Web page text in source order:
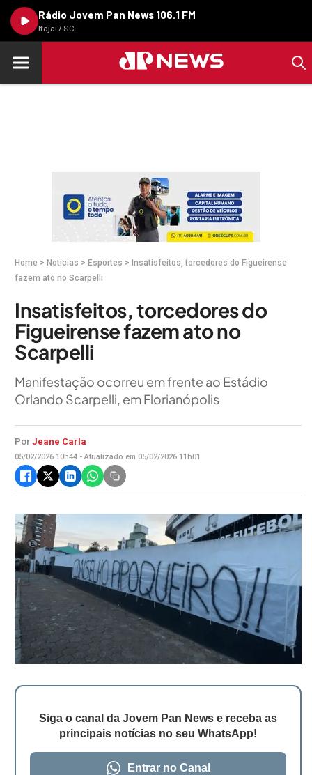
Rádio Jovem Pan News 106.1 FM
Itajaí / SC
Home > Notícias > Esportes > Insatisfeitos, torcedores do Figueirense
fazem ato no Scarpelli
Insatisfeitos, torcedores do
Figueirense fazem ato no
Scarpelli
Manifestação ocorreu em frente ao Estádio
Orlando Scarpelli, em Florianópolis
Por Jeane Carla
05/02/2026 10h44 - Atualizado em 05/02/2026 11h01
Siga o canal da Jovem Pan News e receba as
principais notícias no seu WhatsApp!
Entrar no Canal